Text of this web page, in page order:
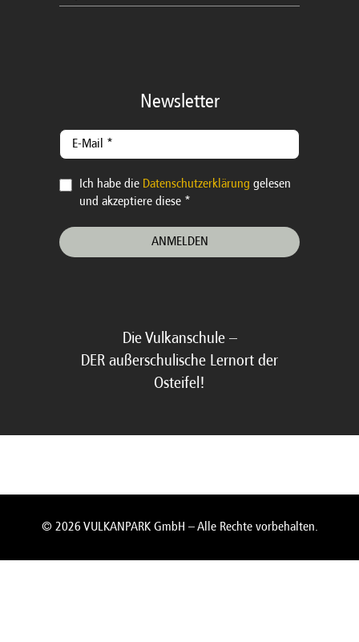
Newsletter
Ich habe die Datenschutzerklärung gelesen
und akzeptiere diese *
Die Vulkanschule –
DER außerschulische Lernort der
Osteifel!
© 2026 VULKANPARK GmbH – Alle Rechte vorbehalten.